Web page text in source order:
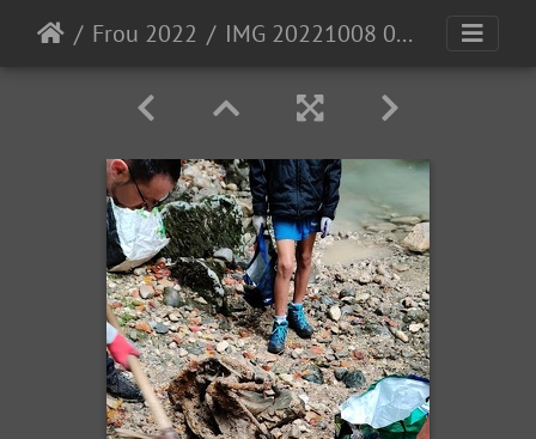
Frou 2022 IMG 20221008 094139